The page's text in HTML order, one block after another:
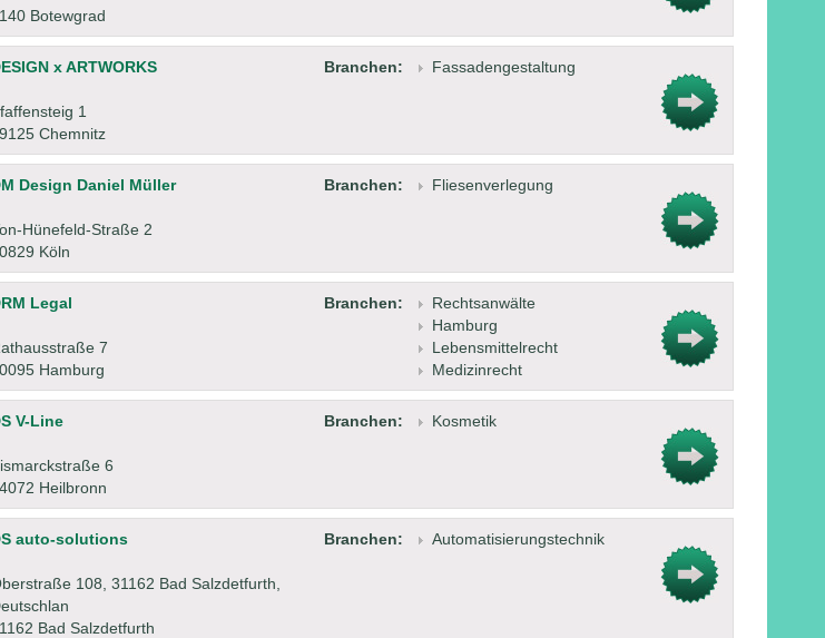
Botewgrad
x ARTWORKS
1
Chemnitz
Branchen: Fassadengestaltung
Design Daniel Müller
Hünefeld-Straße 2
Köln
Branchen: Fliesenverlegung
Legal
7
Hamburg
Branchen:
Rechtsanwälte
Hamburg
Lebensmittelrecht
Medizinrecht
V-Line
6
Heilbronn
Branchen: Kosmetik
auto-solutions
108, 31162 Bad Salzdetfurth,
Bad Salzdetfurth
Branchen: Automatisierungstechnik